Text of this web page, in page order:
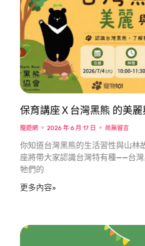
保育講座Ｘ台灣黑熊 的美麗
寵遊網 2026 年 6 月 17 日 尚無留言
你知道台灣黑熊的生活習性與山林
座將帶大家認識台灣特有種——台
牠們的
更多內容»